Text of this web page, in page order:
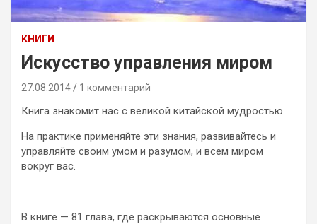
КНИГИ
Искусство управления миром
27.08.2014 1 комментарий
Книга знакомит нас с великой китайской мудростью.
На практике применяйте эти знания, развивайтесь и
управляйте своим умом и разумом, и всем миром
вокруг вас.
В книге — 81 глава, где раскрываются основные